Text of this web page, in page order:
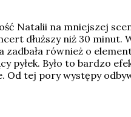
Natalii na mniejszej
dłuższy niż 30 minut.
również o
pyłek. Było to bardzo
tej pory występy